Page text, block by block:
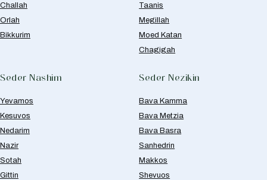
Challah
Orlah
Bikkurim
Taanis
Megillah
Moed Katan
Chagigah
Seder Nashim
Yevamos
Kesuvos
Nedarim
Nazir
Sotah
Gittin
Seder Nezikin
Bava Kamma
Bava Metzia
Bava Basra
Sanhedrin
Makkos
Shevuos